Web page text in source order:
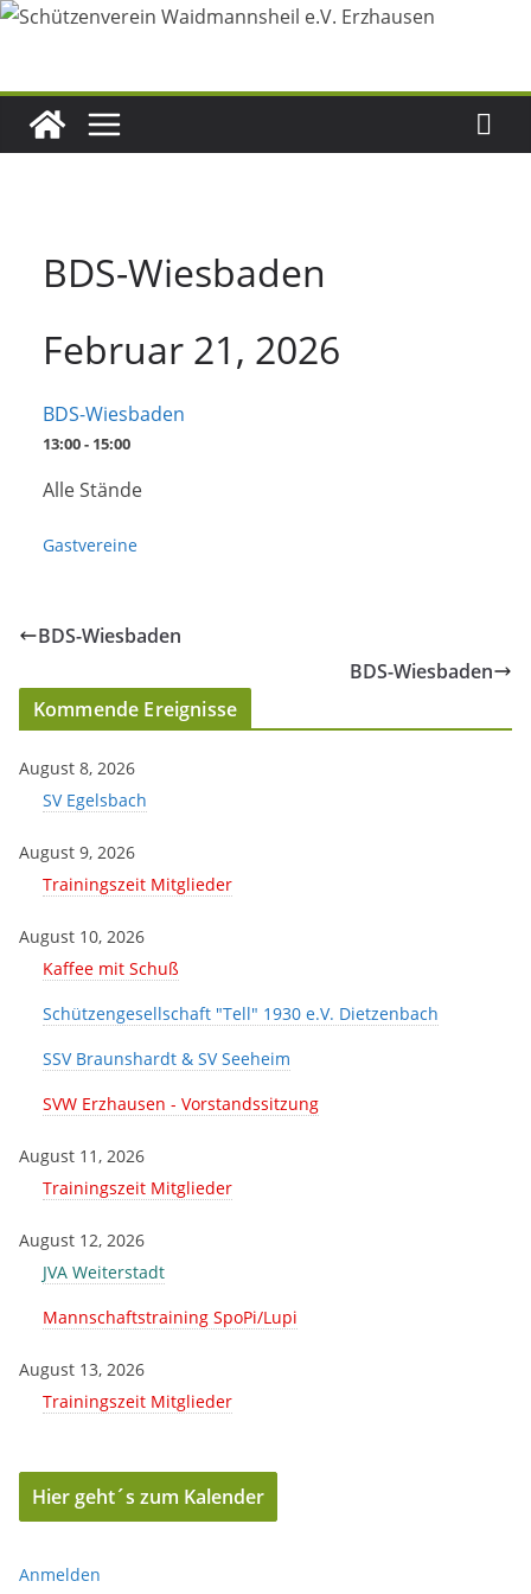
Zum
BDS-Wiesbaden
Februar 21, 2026
BDS-Wiesbaden
13:00 - 15:00
Alle Stände
Gastvereine
BDS-Wiesbaden
BDS-Wiesbaden
Kommende Ereignisse
August 8, 2026
SV Egelsbach
August 9, 2026
Trainingszeit Mitglieder
August 10, 2026
Kaffee mit Schuß
Schützengesellschaft "Tell" 1930 e.V. Dietzenbach
SSV Braunshardt & SV Seeheim
SVW Erzhausen - Vorstandssitzung
August 11, 2026
Trainingszeit Mitglieder
August 12, 2026
JVA Weiterstadt
Mannschaftstraining SpoPi/Lupi
August 13, 2026
Trainingszeit Mitglieder
Hier geht´s zum Kalender
Anmelden